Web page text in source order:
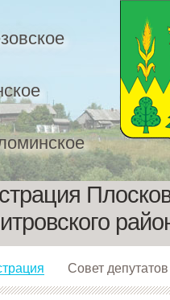
Совет депутатов